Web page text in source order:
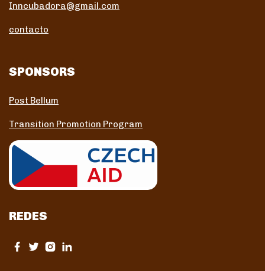
Inncubadora@gmail.com
contacto
SPONSORS
Post Bellum
Transition Promotion Program
REDES